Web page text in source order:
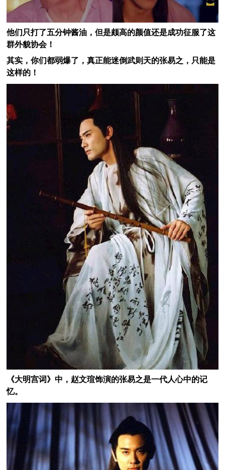
他们只打了五分钟酱油，但是颇高的颜值还是成功征服了这
群外貌协会！
其实，你们都弱爆了，真正能迷倒武则天的张易之，只能是
这样的！
《大明宫词》中，赵文瑄饰演的张易之是一代人心中的记
忆。